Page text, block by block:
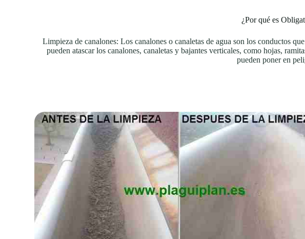
¿Por qué es
Limpieza de canalones: Los canalones o canaletas de agua son los conductos
pueden atascar los canalones, canaletas y bajantes verticales, como hojas,
pueden poner en